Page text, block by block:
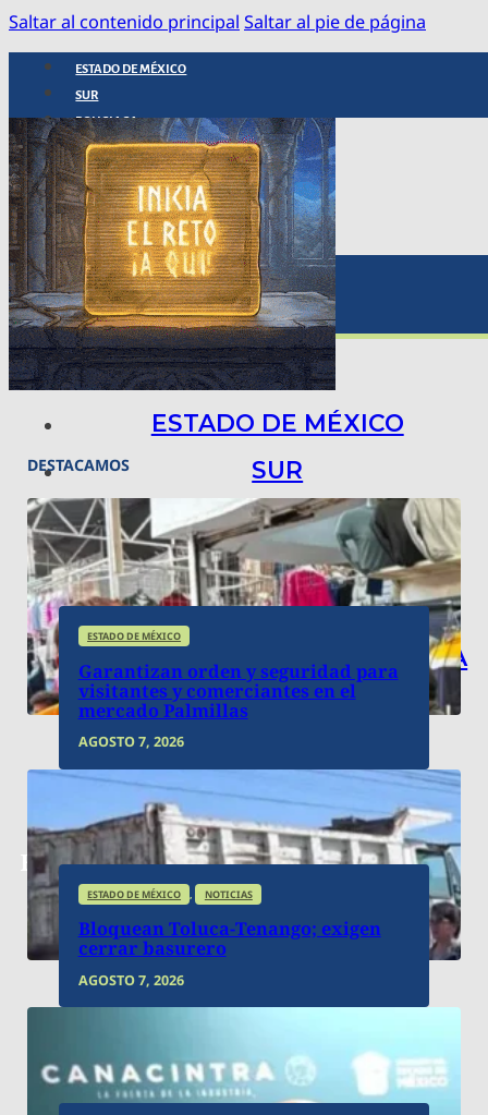
Saltar al contenido principal Saltar al pie de página
ESTADO DE MÉXICO
SUR
POLICIACA
NACIONAL
INTERNACIONAL
ARTE, CIENCIA Y TECNOLOGÍA
COLUMNAS
BAJO LA LUPA
RASTROS Y ROSTROS
VÍNCULOS ANIMALES
ESTADO DE MÉXICO
SUR
POLICIACA
NACIONAL
INTERNACIONAL
ARTE, CIENCIA Y TECNOLOGÍA
COLUMNAS
RASTROS Y ROSTROS
VÍNCULOS ANIMALES
DESTACAMOS
ESTADO DE MÉXICO
Garantizan orden y seguridad para
visitantes y comerciantes en el
mercado Palmillas
AGOSTO 7, 2026
ESTADO DE MÉXICO , NOTICIAS
Bloquean Toluca-Tenango; exigen
cerrar basurero
AGOSTO 7, 2026